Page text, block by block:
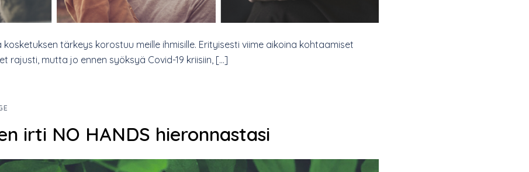
tärkeys korostuu meille ihmisille. Erityisesti viime aikoina kohtaamiset
rajusti, mutta jo ennen syöksyä Covid-19 kriisiin, […]
irti NO HANDS hieronnastasi